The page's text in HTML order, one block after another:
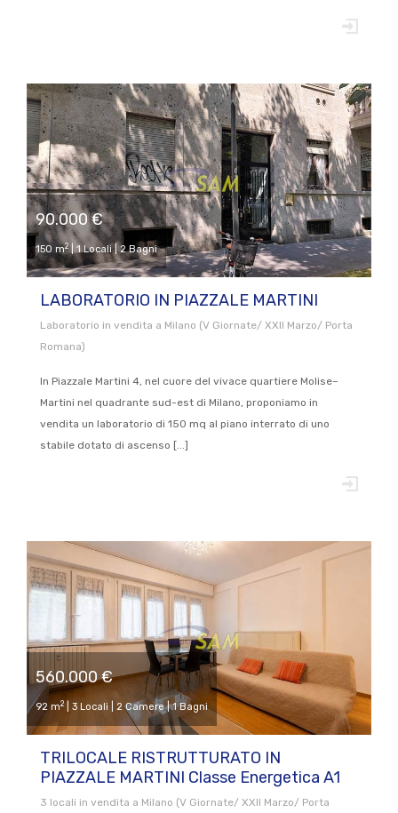
90.000 €
150 m2 | 1 Locali | 2 Bagni
LABORATORIO IN PIAZZALE MARTINI
Laboratorio in vendita a Milano (V Giornate/ XXII Marzo/ Porta
Romana)
In Piazzale Martini 4, nel cuore del vivace quartiere Molise–
Martini nel quadrante sud-est di Milano, proponiamo in
vendita un laboratorio di 150 mq al piano interrato di uno
stabile dotato di ascenso [...]
560.000 €
92 m2 | 3 Locali | 2 Camere | 1 Bagni
TRILOCALE RISTRUTTURATO IN
PIAZZALE MARTINI Classe Energetica A1
3 locali in vendita a Milano (V Giornate/ XXII Marzo/ Porta